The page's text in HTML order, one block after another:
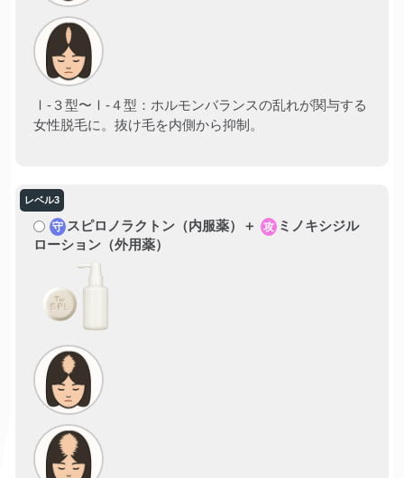
Ⅰ-３型〜Ⅰ-４型：ホルモンバランスの乱れが関与する
女性脱毛に。抜け毛を内側から抑制。
守 スピロノラクトン（内服薬）＋ 攻 ミノキシジル
ローション（外用薬）